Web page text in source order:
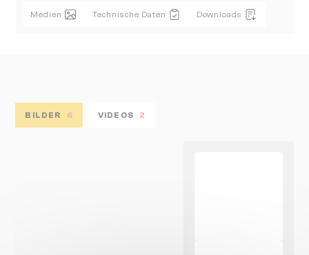
Medien Technische Daten Downloads
BILDER 6 VIDEOS 2